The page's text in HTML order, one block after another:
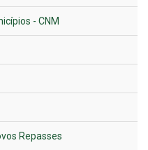
- CNM
Repasses